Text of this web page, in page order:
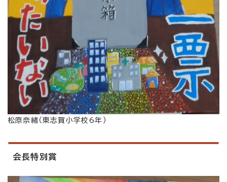
松原奈緒（東志賀小学校6年）
会長特別賞